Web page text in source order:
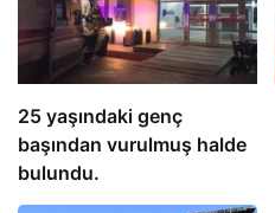
25 yaşındaki genç
başından vurulmuş halde
bulundu.